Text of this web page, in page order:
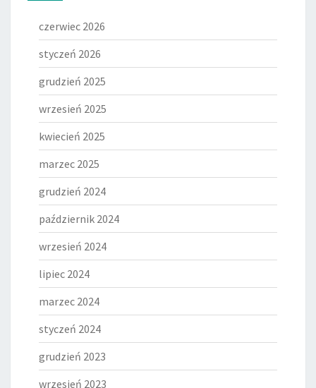
czerwiec 2026
styczeń 2026
grudzień 2025
wrzesień 2025
kwiecień 2025
marzec 2025
grudzień 2024
październik 2024
wrzesień 2024
lipiec 2024
marzec 2024
styczeń 2024
grudzień 2023
wrzesień 2023